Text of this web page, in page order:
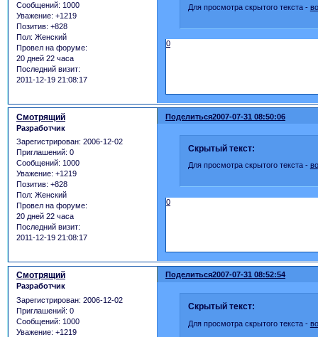
Сообщений: 1000
Уважение: +1219
Позитив: +828
Пол: Женский
Провел на форуме:
20 дней 22 часа
Последний визит:
2011-12-19 21:08:17
Для просмотра скрытого текста -
0
Поделиться2007-07-31 08:50:06
Смотрящий
Разработчик
Зарегистрирован: 2006-12-02
Приглашений: 0
Сообщений: 1000
Уважение: +1219
Позитив: +828
Пол: Женский
Провел на форуме:
20 дней 22 часа
Последний визит:
2011-12-19 21:08:17
Скрытый текст:
Для просмотра скрытого текста -
0
Поделиться2007-07-31 08:52:54
Смотрящий
Разработчик
Зарегистрирован: 2006-12-02
Приглашений: 0
Сообщений: 1000
Уважение: +1219
Скрытый текст:
Для просмотра скрытого текста -